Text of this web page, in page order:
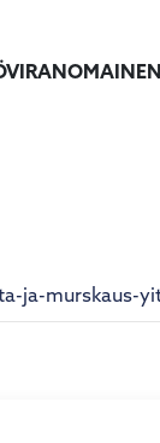
ja-murskaus-